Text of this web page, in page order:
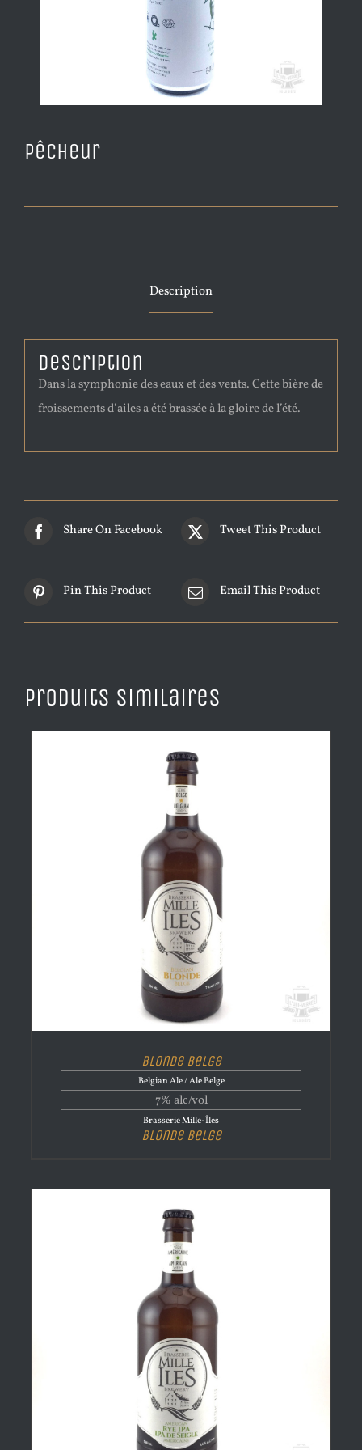
Pêcheur
Description
Description
Dans la symphonie des eaux et des vents. Cette bière de
froissements d’ailes a été brassée à la gloire de l’été.
Share On Facebook Tweet This Product
Pin This Product Email This Product
Produits similaires
Blonde Belge
Belgian Ale / Ale Belge
7% alc/vol
Brasserie Mille-Îles
Blonde Belge